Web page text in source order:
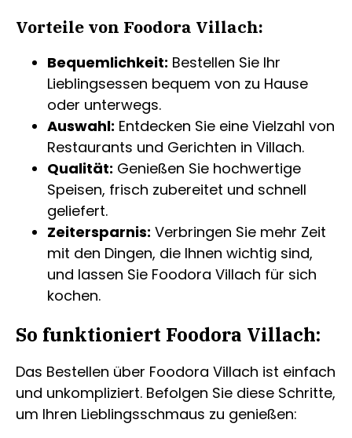
Vorteile von Foodora Villach:
Bequemlichkeit: Bestellen Sie Ihr
Lieblingsessen bequem von zu Hause
oder unterwegs.
Auswahl: Entdecken Sie eine Vielzahl von
Restaurants und Gerichten in Villach.
Qualität: Genießen Sie hochwertige
Speisen, frisch zubereitet und schnell
geliefert.
Zeitersparnis: Verbringen Sie mehr Zeit
mit den Dingen, die Ihnen wichtig sind,
und lassen Sie Foodora Villach für sich
kochen.
So funktioniert Foodora Villach:
Das Bestellen über Foodora Villach ist einfach
und unkompliziert. Befolgen Sie diese Schritte,
um Ihren Lieblingsschmaus zu genießen: